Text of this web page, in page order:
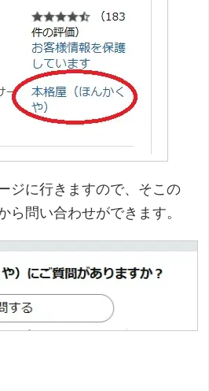
ジに行きますので、そこの
ら問い合わせができます。